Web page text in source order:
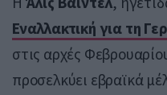
Εναλλακτική για τη
στις αρχές
προσελκύει εβραϊκά